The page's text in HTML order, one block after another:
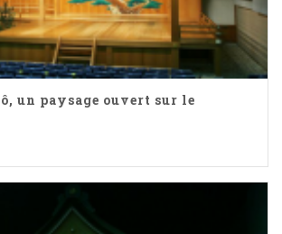
un paysage ouvert sur le